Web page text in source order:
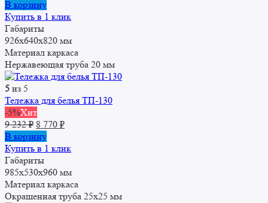
В корзину
Купить в 1 клик
Габариты
926х640х820 мм
Материал каркаса
Нержавеющая труба 20 мм
5 из 5
Тележка для белья ТП-130
-5%Хит
9 232₽ Первоначальная
цена
составляла
9
232 ₽.
8 770 ₽Текущая
8
В корзину
Купить в 1 клик
Габариты
985х530х960 мм
Материал каркаса
Окрашенная труба 25x25 мм